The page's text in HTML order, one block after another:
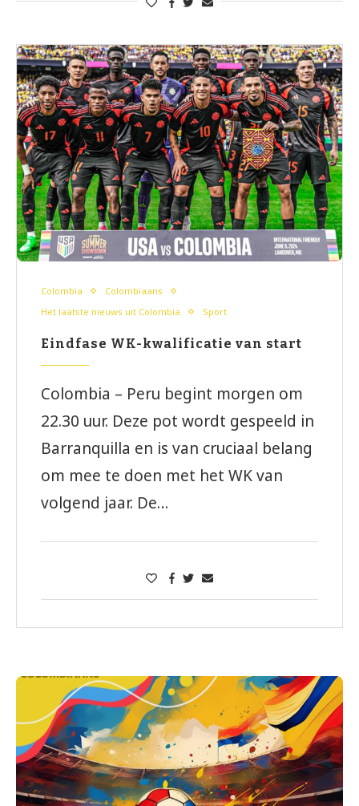
Colombia
Colombiaans
Het laatste nieuws uit Colombia
Sport
Eindfase WK-kwalificatie van start
Colombia – Peru begint morgen om
22.30 uur. Deze pot wordt gespeeld in
Barranquilla en is van cruciaal belang
om mee te doen met het WK van
volgend jaar. De…